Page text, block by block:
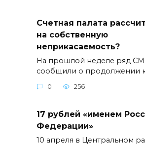
Счетная палата
на собственную
неприкасаемость?
На прошлой неделе ряд
сообщили о продолжении
0 256
17 рублей «именем
Федерации»
10 апреля в Центральном